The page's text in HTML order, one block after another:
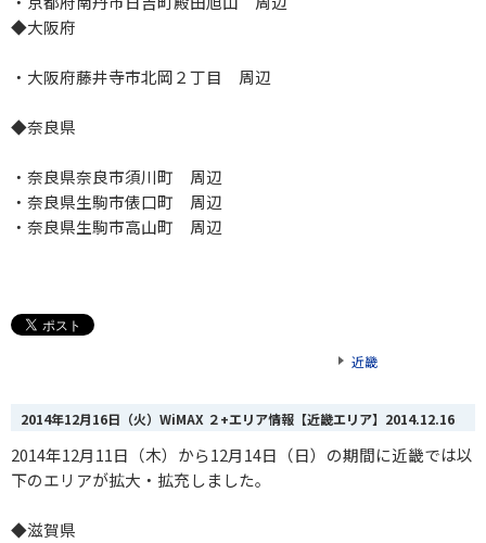
◆大阪府
・大阪府藤井寺市北岡２丁目 周辺
◆奈良県
・奈良県奈良市須川町 周辺
・奈良県生駒市俵口町 周辺
・奈良県生駒市高山町 周辺
近畿
2014年12月16日（火）WiMAX ２+エリア情報【近畿エリア】 2014.12.16
2014年12月11日（木）から12月14日（日）の期間に近畿では以
下のエリアが拡大・拡充しました。
◆滋賀県